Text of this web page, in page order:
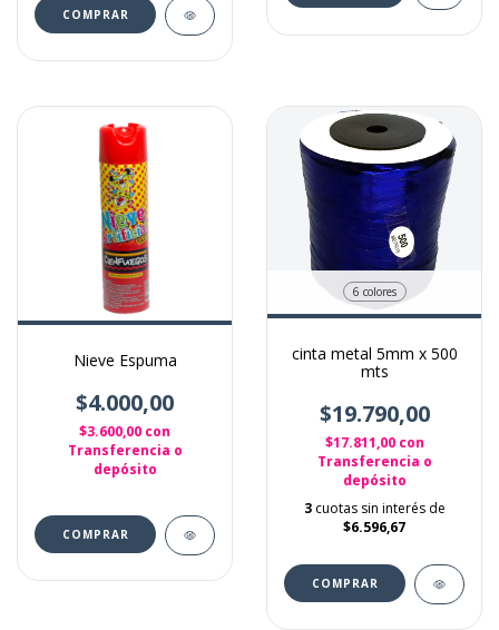
Nieve Espuma
$4.000,00
$3.600,00 con
Transferencia o
depósito
6 colores
cinta metal 5mm x 500
mts
$19.790,00
$17.811,00 con
Transferencia o
depósito
3 cuotas sin interés de
$6.596,67
COMPRAR